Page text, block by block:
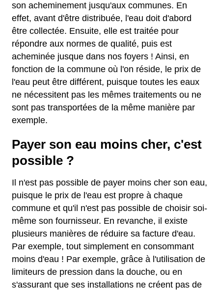
son acheminement jusqu'aux communes. En
effet, avant d'être distribuée, l'eau doit d'abord
être collectée. Ensuite, elle est traitée pour
répondre aux normes de qualité, puis est
acheminée jusque dans nos foyers ! Ainsi, en
fonction de la commune où l'on réside, le prix de
l'eau peut être différent, puisque toutes les eaux
ne nécessitent pas les mêmes traitements ou ne
sont pas transportées de la même manière par
exemple.
Payer son eau moins cher, c'est
possible ?
Il n'est pas possible de payer moins cher son eau,
puisque le prix de l'eau est propre à chaque
commune et qu'il n'est pas possible de choisir soi-
même son fournisseur. En revanche, il existe
plusieurs manières de réduire sa facture d'eau.
Par exemple, tout simplement en consommant
moins d'eau ! Par exemple, grâce à l'utilisation de
limiteurs de pression dans la douche, ou en
s'assurant que ses installations ne créent pas de